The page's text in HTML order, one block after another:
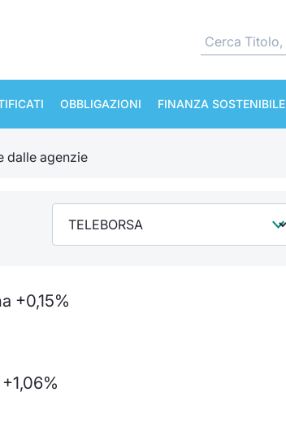
OBBLIGAZIONI FINANZA SOSTENIBILE
dalle agenzie
+0,15%